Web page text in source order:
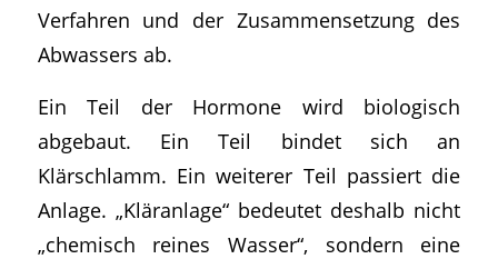
Verfahren und der Zusammensetzung des
Abwassers ab.
Ein Teil der Hormone wird biologisch
abgebaut. Ein Teil bindet sich an
Klärschlamm. Ein weiterer Teil passiert die
Anlage. „Kläranlage“ bedeutet deshalb nicht
„chemisch reines Wasser“, sondern eine